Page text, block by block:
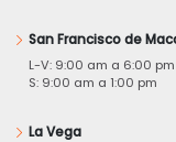
San Francisco de
L-V: 9:00 am a 6:00 pm
S: 9:00 am a 1:00 pm
La Vega